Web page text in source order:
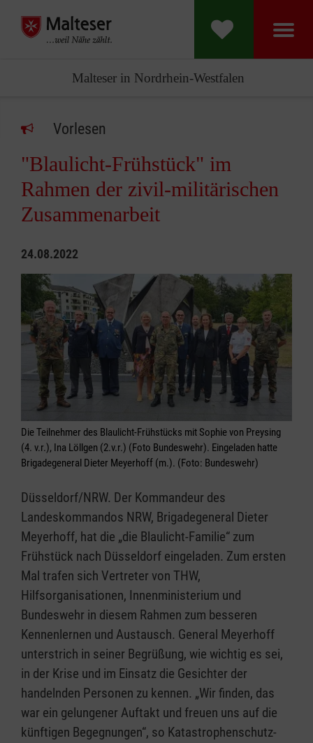
Malteser in Nordrhein-Westfalen
Vorlesen
"Blaulicht-Frühstück" im
Rahmen der zivil-militärischen
Zusammenarbeit
24.08.2022
Die Teilnehmer des Blaulicht-Frühstücks mit Sophie von Preysing
(4. v.r.), Ina Löllgen (2.v.r.) (Foto Bundeswehr). Eingeladen hatte
Brigadegeneral Dieter Meyerhoff (m.). (Foto: Bundeswehr)
Düsseldorf/NRW. Der Kommandeur des
Landeskommandos NRW, Brigadegeneral Dieter
Meyerhoff, hat die „die Blaulicht-Familie“ zum
Frühstück nach Düsseldorf eingeladen. Zum ersten
Mal trafen sich Vertreter von THW,
Hilfsorganisationen, Innenministerium und
Bundeswehr in diesem Rahmen zum besseren
Kennenlernen und Austausch. General Meyerhoff
unterstrich in seiner Begrüßung, wie wichtig es sei,
in der Krise und im Einsatz die Gesichter der
handelnden Personen zu kennen. „Wir finden, das
war ein gelungener Auftakt und freuen uns auf die
künftigen Begegnungen“, so Katastrophenschutz-